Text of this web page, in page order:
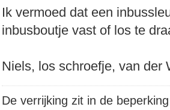
Ik vermoed dat een
inbusboutje vast of los te
Niels, los schroefje, van der
De verrijking zit in de beperking